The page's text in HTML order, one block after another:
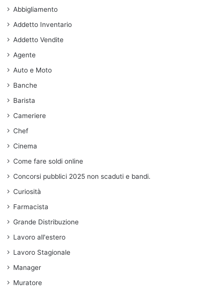
Abbigliamento
Addetto Inventario
Addetto Vendite
Agente
Auto e Moto
Banche
Barista
Cameriere
Chef
Cinema
Come fare soldi online
Concorsi pubblici 2025 non scaduti e bandi.
Curiosità
Farmacista
Grande Distribuzione
Lavoro all'estero
Lavoro Stagionale
Manager
Muratore